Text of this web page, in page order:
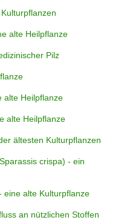
alte Heilpflanze
Pilz
alte Heilpflanze
alte Heilpflanze
ältesten Kulturpflanzen
crispa) - ein
eine alte Kulturpflanze
an nützlichen Stoffen